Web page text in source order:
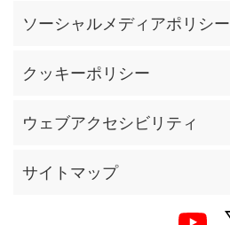
ソーシャルメディアポリシー
クッキーポリシー
ウェブアクセシビリティ
サイトマップ